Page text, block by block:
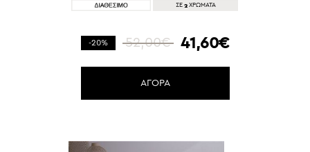
ΣΕ 2 ΧΡΩΜΑΤΑ
-20% 52,00€ 41,60€
ΑΓΟΡΑ